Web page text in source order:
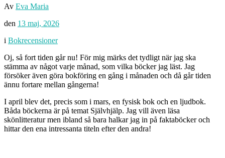
Av Eva Maria
den 13 maj, 2026
i Bokrecensioner
Oj, så fort tiden går nu! För mig märks det tydligt när jag ska
stämma av något varje månad, som vilka böcker jag läst. Jag
försöker även göra bokföring en gång i månaden och då går tiden
ännu fortare mellan gångerna!
I april blev det, precis som i mars, en fysisk bok och en ljudbok.
Båda böckerna är på temat Självhjälp. Jag vill även läsa
skönlitteratur men ibland så bara halkar jag in på faktaböcker och
hittar den ena intressanta titeln efter den andra!